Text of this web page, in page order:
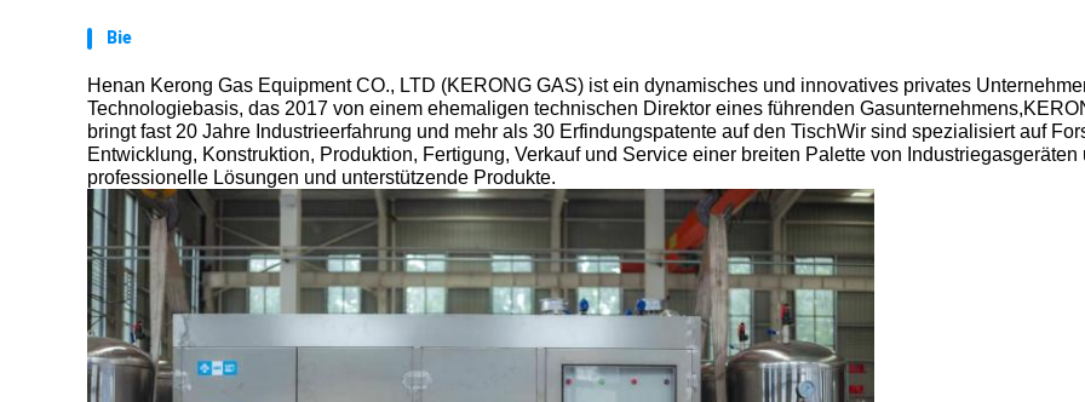
Bie
Henan Kerong Gas Equipment CO., LTD (KERONG GAS) ist ein dynamisches und innovatives privates
Technologiebasis, das 2017 von einem ehemaligen technischen Direktor eines führenden
bringt fast 20 Jahre Industrieerfahrung und mehr als 30 Erfindungspatente auf den TischWir sind spezialisiert auf
Entwicklung, Konstruktion, Produktion, Fertigung, Verkauf und Service einer breiten Palette von Industriegasgeräten
professionelle Lösungen und unterstützende Produkte.